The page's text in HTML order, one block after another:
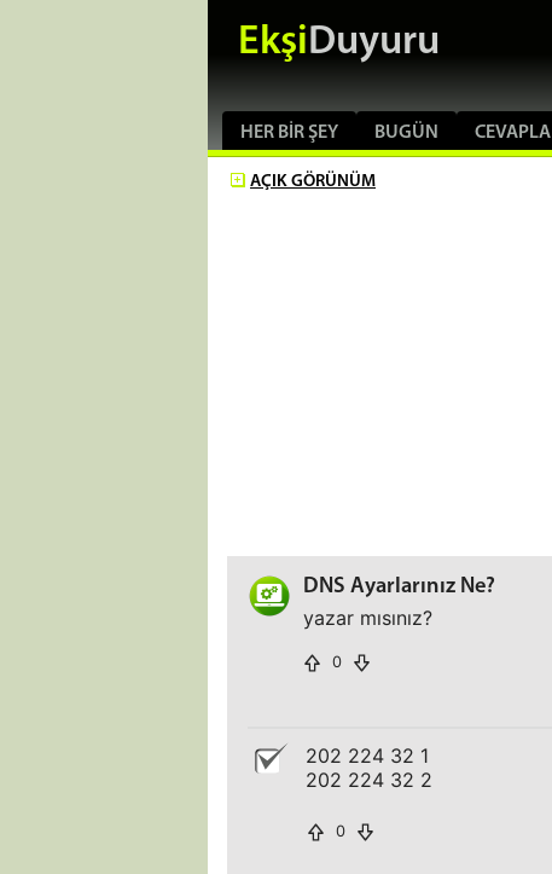
EkşiDuyuru
HER BIR ŞEY BUGÜN CEVAPLA
AÇIK GÖRÜNÜM
DNS Ayarlarınız Ne?
yazar mısınız?
0
202 224 32 1
202 224 32 2
0